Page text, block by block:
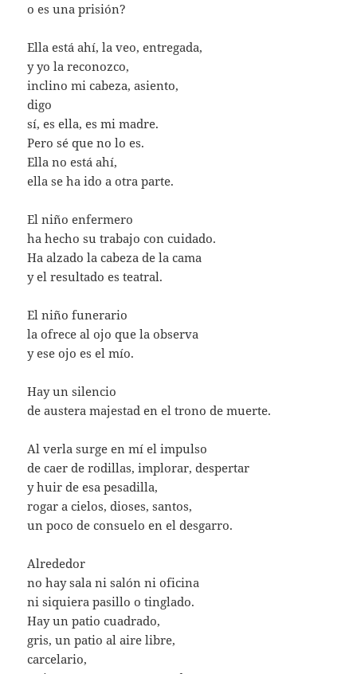
o es una prisión?
Ella está ahí, la veo, entregada,
y yo la reconozco,
inclino mi cabeza, asiento,
digo
sí, es ella, es mi madre.
Pero sé que no lo es.
Ella no está ahí,
ella se ha ido a otra parte.
El niño enfermero
ha hecho su trabajo con cuidado.
Ha alzado la cabeza de la cama
y el resultado es teatral.
El niño funerario
la ofrece al ojo que la observa
y ese ojo es el mío.
Hay un silencio
de austera majestad en el trono de muerte.
Al verla surge en mí el impulso
de caer de rodillas, implorar, despertar
y huir de esa pesadilla,
rogar a cielos, dioses, santos,
un poco de consuelo en el desgarro.
Alrededor
no hay sala ni salón ni oficina
ni siquiera pasillo o tinglado.
Hay un patio cuadrado,
gris, un patio al aire libre,
carcelario,